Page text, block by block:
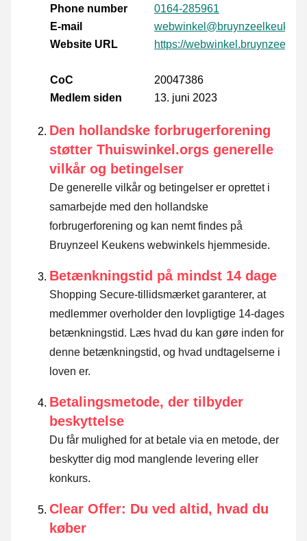
Phone number
0164-285961
E-mail
Website URL
https://
CoC
20047386
Medlem siden
13. juni 2023
Den hollandske forbrugerforening
støtter Thuiswinkel.orgs generelle
vilkår og betingelser
De generelle vilkår og betingelser er oprettet i
samarbejde med den hollandske
forbrugerforening og kan nemt findes på
Bruynzeel Keukens webwinkels hjemmeside.
Betænkningstid på mindst 14 dage
Shopping Secure-tillidsmærket garanterer, at
medlemmer overholder den lovpligtige 14-dages
betænkningstid. Læs hvad du kan gøre inden for
denne betænkningstid, og hvad undtagelserne i
loven er.
Betalingsmetode, der tilbyder
beskyttelse
Du får mulighed for at betale via en metode, der
beskytter dig mod manglende levering eller
konkurs.
Clear Offer: Du ved altid, hvad du
køber